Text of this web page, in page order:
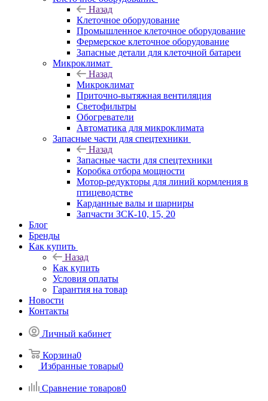
Назад
Клеточное оборудование
Промышленное клеточное оборудование
Фермерское клеточное оборудование
Запасные детали для клеточной батареи
Микроклимат
Назад
Микроклимат
Приточно-вытяжная вентиляция
Светофильтры
Обогреватели
Автоматика для микроклимата
Запасные части для спецтехники
Назад
Запасные части для спецтехники
Коробка отбора мощности
Мотор-редукторы для линий кормления в
птицеводстве
Карданные валы и шарниры
Запчасти ЗСК-10, 15, 20
Блог
Бренды
Как купить
Назад
Как купить
Условия оплаты
Гарантия на товар
Новости
Контакты
Личный кабинет
Корзина0
Избранные товары0
Сравнение товаров0